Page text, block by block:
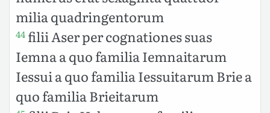
milia quadringentorum
44 filii Aser per cognationes suas
Iemna a quo familia Iemnaitarum
Iessui a quo familia Iessuitarum Brie a
quo familia Brieitarum